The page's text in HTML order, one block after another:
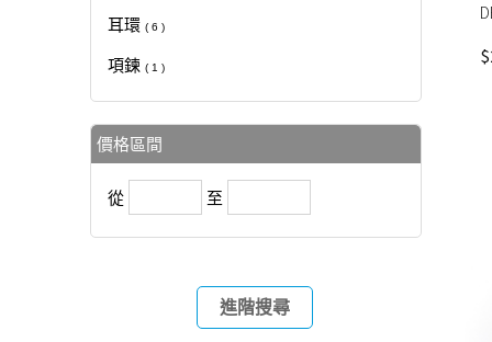
耳環 ( 6 )
項鍊 ( 1 )
價格區間
從 至
進階搜尋